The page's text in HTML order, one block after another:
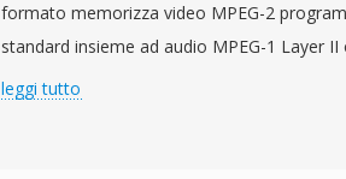
formato memorizza video MPEG-2
standard insieme ad audio MPEG-1 Layer
producendo file strutturalmente simili ai file
leggi tutto